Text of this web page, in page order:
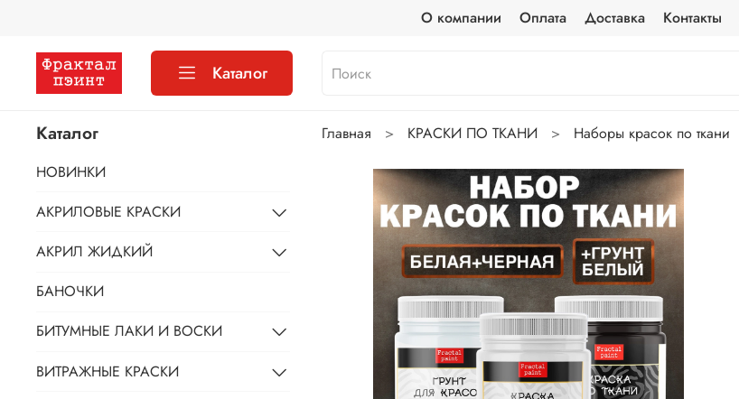
О компании Оплата Доставка Контакты
Каталог
Главная КРАСКИ ПО ТКАНИ Наборы красок по ткани
Каталог
НОВИНКИ
АКРИЛОВЫЕ КРАСКИ
АКРИЛ ЖИДКИЙ
БАНОЧКИ
БИТУМНЫЕ ЛАКИ И ВОСКИ
ВИТРАЖНЫЕ КРАСКИ